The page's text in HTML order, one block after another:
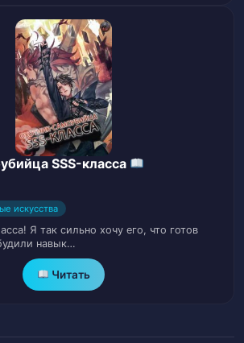
Зомби пятого уровня
Успешное спасение
Атака вируса
Зомби, прыгнувший в воду
Мутировавший Зомби
Странное общение
Акт мести
SSS-класса
искусства
Я так сильно хочу его, что готов
навык…
Читать